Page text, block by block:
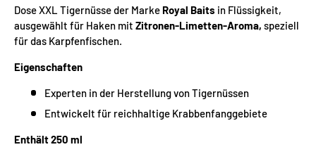
Dose XXL Tigernüsse der Marke Royal Baits in Flüssigkeit,
ausgewählt für Haken mit Zitronen-Limetten-Aroma, speziell
für das Karpfenfischen.
Eigenschaften
Experten in der Herstellung von Tigernüssen
Entwickelt für reichhaltige Krabbenfanggebiete
Enthält 250 ml